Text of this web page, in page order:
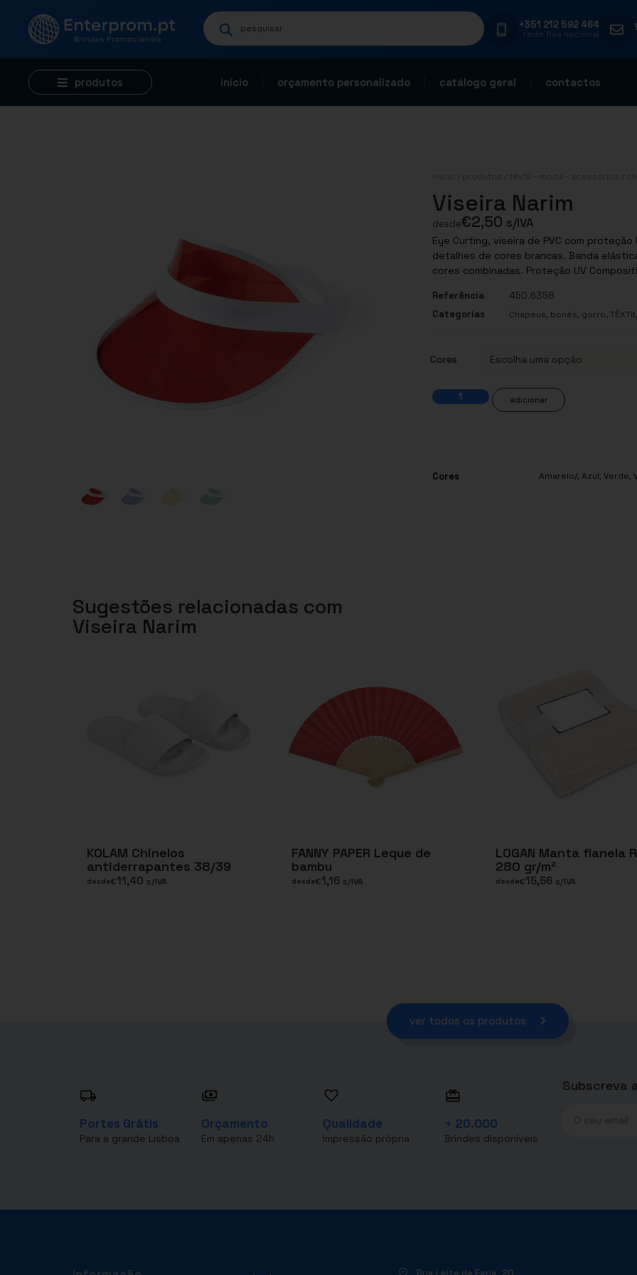
+351 212 592 464
rede fixa nacional
produtos início orçamento personalizado catálogo geral contactos
início produtos têxtil - moda - acessórios
Viseira Narim
desde€2,50 s/IVA
Eye Curting, viseira de PVC com
detalhes de cores brancas. Banda
cores combinadas. Proteção UV
Referência
450.6358
Categorias
Chapeus, bonés, gorro,
Cores
adicionar
Cores Amarelo/, Azul, Verde,
Sugestões relacionadas com
Viseira Narim
KOLAM Chinelos
antiderrapantes 38/39
desde€11,40 s/IVA
FANNY PAPER Leque de
bambu
desde€1,16 s/IVA
LOGAN Manta flanela
280 gr/m²
desde€15,56 s/IVA
ver todos os produtos
Portes Grátis
Para a grande Lisboa
Orçamento
Em apenas 24h
Qualidade
Impressão própria
+ 20.000
Brindes disponíveis
Subscreva